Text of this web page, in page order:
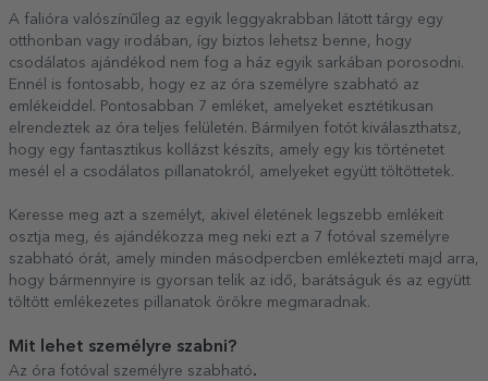
A falióra valószínűleg az egyik leggyakrabban látott tárgy egy
otthonban vagy irodában, így biztos lehetsz benne, hogy
csodálatos ajándékod nem fog a ház egyik sarkában porosodni.
Ennél is fontosabb, hogy ez az óra személyre szabható az
emlékeiddel. Pontosabban 7 emléket, amelyeket esztétikusan
elrendeztek az óra teljes felületén. Bármilyen fotót kiválaszthatsz,
hogy egy fantasztikus kollázst készíts, amely egy kis történetet
mesél el a csodálatos pillanatokról, amelyeket együtt töltöttetek.
Keresse meg azt a személyt, akivel életének legszebb emlékeit
osztja meg, és ajándékozza meg neki ezt a 7 fotóval személyre
szabható órát, amely minden másodpercben emlékezteti majd arra,
hogy bármennyire is gyorsan telik az idő, barátságuk és az együtt
töltött emlékezetes pillanatok örökre megmaradnak.
Mit lehet személyre szabni?
Az óra fotóval személyre szabható.